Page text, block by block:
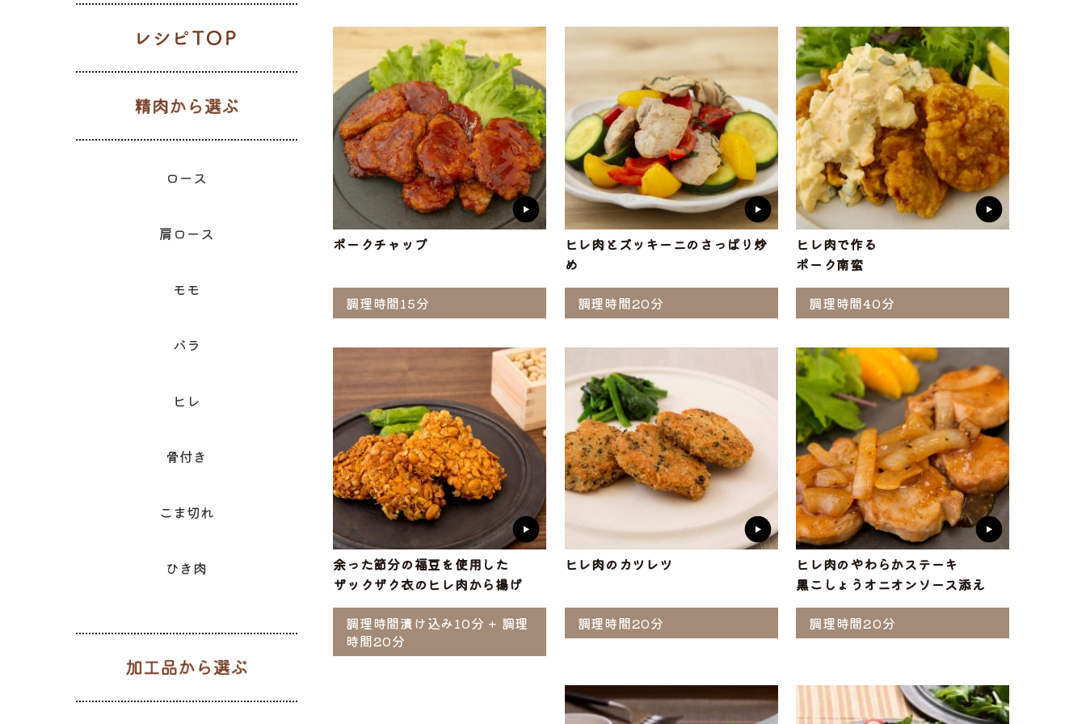
ロース 肩ロース モモ バラ ヒレ こま切れ
・ひき肉
味付け肉
・ホルモン
ベーコン ウィンナ ソーセージ アイスバイン 惣菜・レトルト
ギフト一覧 精肉のギフト 精肉と加工品
のギフト
加工品の
ギフト
ポークチャップ
調理時間15分
ヒレ肉とズッキーニのさっぱり炒
め
調理時間20分
ヒレ肉で作る
ポーク南蛮
調理時間40分
余った節分の福豆を使用した
ザックザク衣のヒレ肉から揚げ
調理時間漬け込み10分 + 調理
時間20分
ヒレ肉のカツレツ
調理時間20分
ヒレ肉のやわらかステーキ
黒こしょうオニオンソース添え
調理時間20分
生肉から選ぶ
ロース
肩ロース
モモ
バラ
ヒレ
骨付き
こま切れ
ひき肉
加工品から選ぶ